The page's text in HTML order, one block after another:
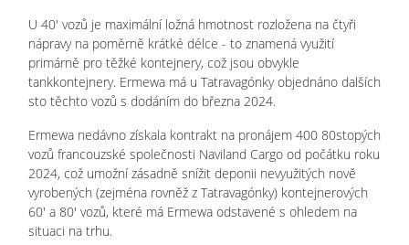
U 40' vozů je maximální ložná hmotnost rozložena na čtyři
nápravy na poměrně krátké délce - to znamená využití
primárně pro těžké kontejnery, což jsou obvykle
tankkontejnery. Ermewa má u Tatravagónky objednáno dalších
sto těchto vozů s dodáním do března 2024.
Ermewa nedávno získala kontrakt na pronájem 400 80stopých
vozů francouzské společnosti Naviland Cargo od počátku roku
2024, což umožní zásadně snížit deponii nevyužitých nově
vyrobených (zejména rovněž z Tatravagónky) kontejnerových
60' a 80' vozů, které má Ermewa odstavené s ohledem na
situaci na trhu.